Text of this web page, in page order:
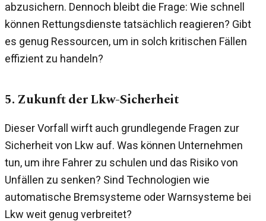
abzusichern. Dennoch bleibt die Frage: Wie schnell
können Rettungsdienste tatsächlich reagieren? Gibt
es genug Ressourcen, um in solch kritischen Fällen
effizient zu handeln?
5. Zukunft der Lkw-Sicherheit
Dieser Vorfall wirft auch grundlegende Fragen zur
Sicherheit von Lkw auf. Was können Unternehmen
tun, um ihre Fahrer zu schulen und das Risiko von
Unfällen zu senken? Sind Technologien wie
automatische Bremsysteme oder Warnsysteme bei
Lkw weit genug verbreitet?